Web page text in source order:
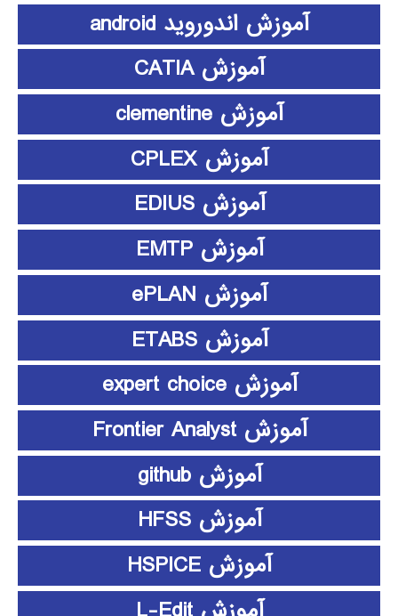
آموزش اندوروید android
آموزش CATIA
آموزش clementine
آموزش CPLEX
آموزش EDIUS
آموزش EMTP
آموزش ePLAN
آموزش ETABS
آموزش expert choice
آموزش Frontier Analyst
آموزش github
آموزش HFSS
آموزش HSPICE